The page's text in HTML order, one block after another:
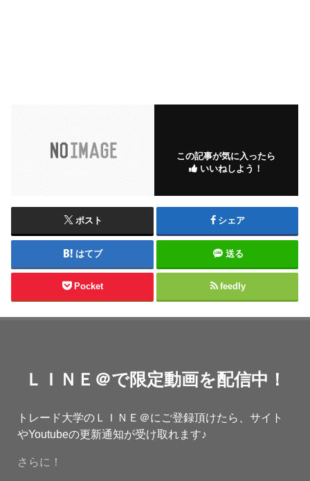
この記事が気に入ったら
いいねしよう！
ポスト シェア
はてブ 送る
Pocket feedly
ＬＩＮＥ＠で限定動画を配信中！
トレード大学のＬＩＮＥ＠にご登録頂けたら、サイト
やYoutubeの更新通知が受け取れます♪
さらに！